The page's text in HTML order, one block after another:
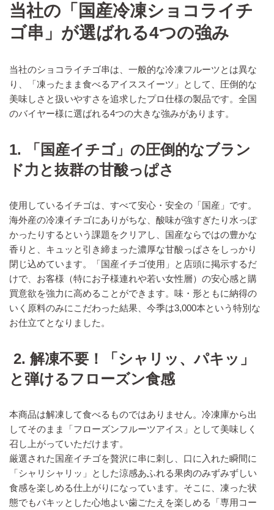
当社の「国産冷凍ショコライチ
ゴ串」が選ばれる4つの強み
当社のショコライチゴ串は、一般的な冷凍フルーツとは異な
り、「凍ったまま食べるアイススイーツ」として、圧倒的な
美味しさと扱いやすさを追求したプロ仕様の製品です。全国
のバイヤー様に選ばれる4つの大きな強みがあります。
1. 「国産イチゴ」の圧倒的なブラン
ド力と抜群の甘酸っぱさ
使用しているイチゴは、すべて安心・安全の「国産」です。
海外産の冷凍イチゴにありがちな、酸味が強すぎたり水っぽ
かったりするという課題をクリアし、国産ならではの豊かな
香りと、キュッと引き締まった濃厚な甘酸っぱさをしっかり
閉じ込めています。「国産イチゴ使用」と店頭に掲示するだ
けで、お客様（特にお子様連れや若い女性層）の安心感と購
買意欲を強力に高めることができます。味・形ともに納得の
いく原料のみにこだわった結果、今季は3,000本という特別な
お仕立てとなりました。
2. 解凍不要！「シャリッ、パキッ」
と弾けるフローズン食感
本商品は解凍して食べるものではありません。冷凍庫から出
してそのまま「フローズンフルーツアイス」として美味しく
召し上がっていただけます。
厳選された国産イチゴを贅沢に串に刺し、口に入れた瞬間に
「シャリシャリッ」とした涼感あふれる果肉のみずみずしい
食感を楽しめる仕上がりになっています。そこに、凍った状
態でもパキッとした心地よい歯ごたえを楽しめる「専用コー